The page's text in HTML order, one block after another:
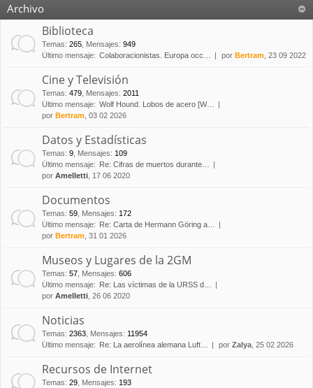
Archivo
Biblioteca
Temas: 265 Mensajes: 949
Último mensaje: Colaboracionistas. Europa occ… por Bertram , 23 09 2022
Cine y Televisión
Temas: 479 Mensajes: 2011
Último mensaje: Wolf Hound. Lobos de acero [W…
por Bertram , 03 02 2026
Datos y Estadísticas
Temas: 9 Mensajes: 109
Último mensaje:
Re: Cifras de muertos durante…
por Amelletti , 17 06 2020
Documentos
Temas: 59 Mensajes: 172
Último mensaje:
Re: Carta de Hermann Göring a…
por Bertram , 31 01 2026
Museos y Lugares de la 2GM
Temas: 57 Mensajes: 606
Último mensaje:
Re: Las víctimas de la URSS d…
por Amelletti , 26 06 2020
Noticias
Temas: 2363 Mensajes: 11954
Último mensaje:
Re: La aerolínea alemana Luft… por Zalya , 25 02 2026
Recursos de Internet
Temas: 29 Mensajes: 193